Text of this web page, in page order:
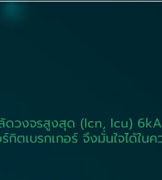
ดวงจรสูงสุด (Icn, Icu)
เบรกเกอร์ จึงมั่นใจได้ในค